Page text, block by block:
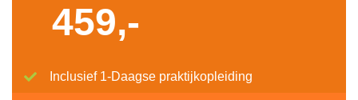
459,-
Inclusief 1-Daagse praktijkopleiding